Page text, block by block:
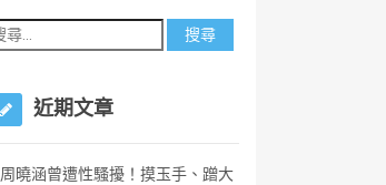
近期文章
周曉涵曾遭性騷擾！摸玉手、蹭大